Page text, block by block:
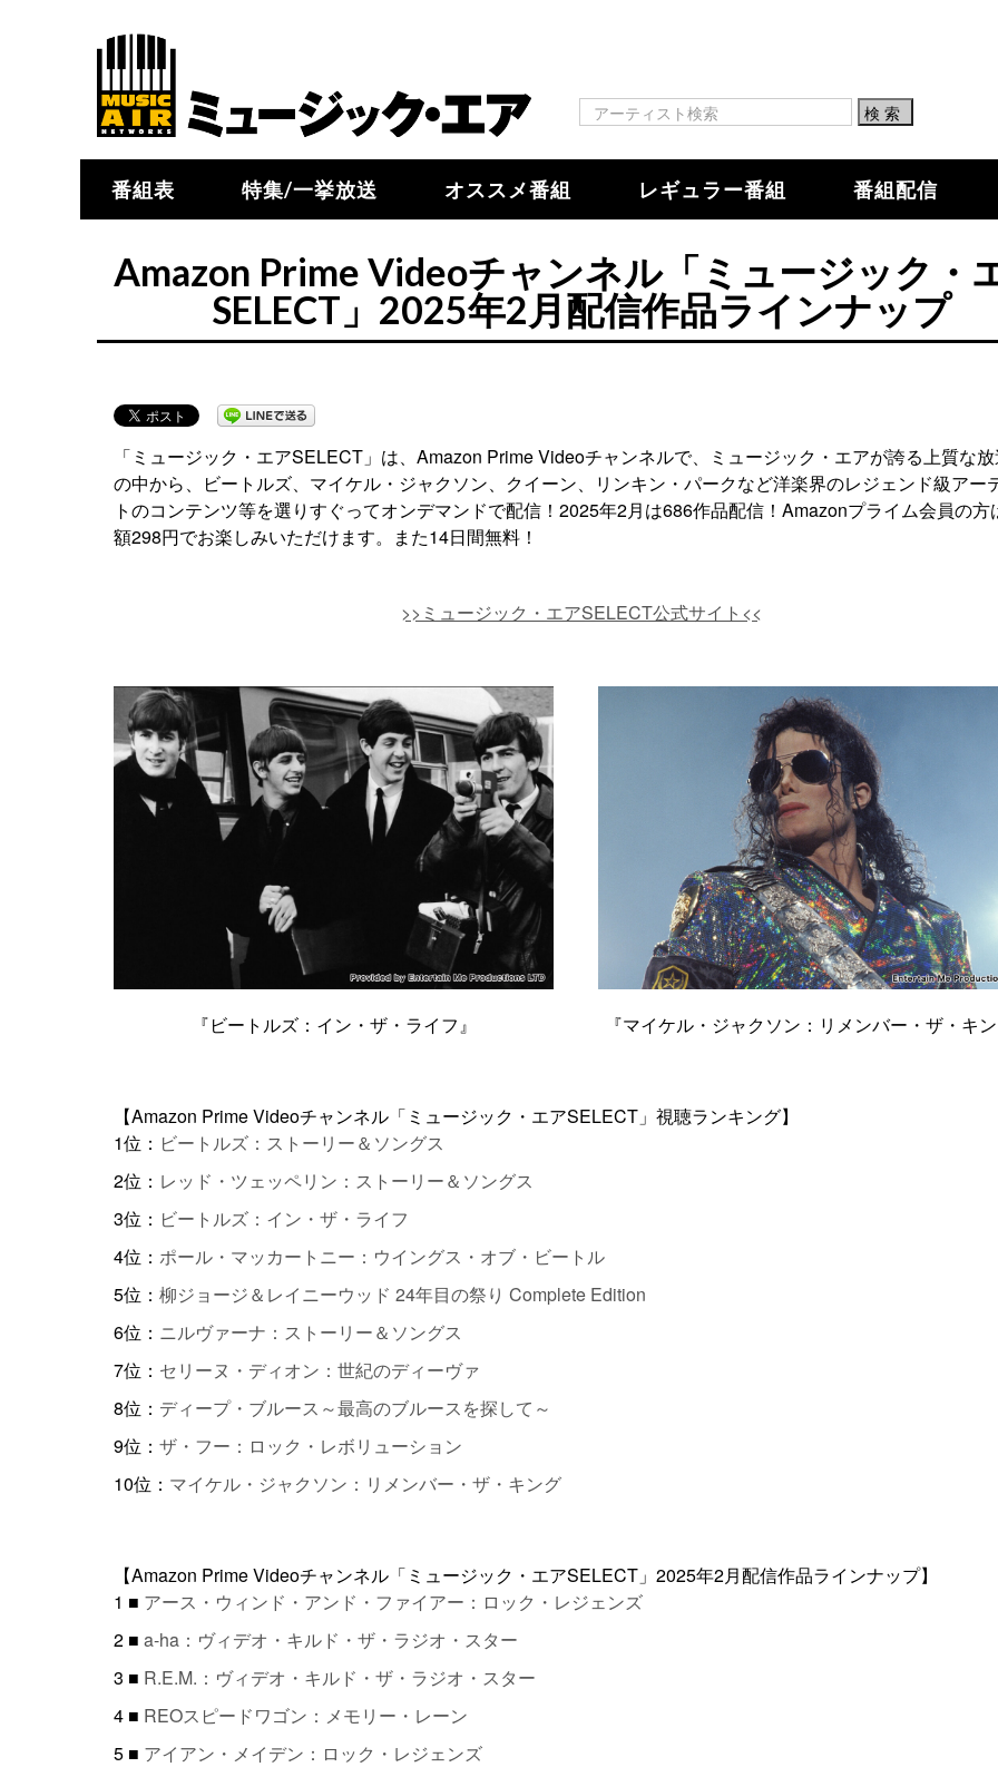
番組表 特集/一挙放送 オススメ番組 レギュラー番組 番組配信
Amazon Prime Videoチャンネル「ミュージック・
SELECT」2025年2月配信作品ラインナップ
「ミュージック・エアSELECT」は、Amazon Prime Videoチャンネルで、ミュージック・エアが誇る上質な
の中から、ビートルズ、マイケル・ジャクソン、クイーン、リンキン・パークなど洋楽界のレジェンド級アー
トのコンテンツ等を選りすぐってオンデマンドで配信！2025年2月は686作品配信！Amazonプライム会員の方
額298円でお楽しみいただけます。また14日間無料！
>>ミュージック・エアSELECT公式サイト<<
『ビートルズ：イン・ザ・ライフ』 『マイケル・ジャクソン：リメンバー・ザ・キ
【Amazon Prime Videoチャンネル「ミュージック・エアSELECT」視聴ランキング】
1位： ビートルズ：ストーリー＆ソングス
2位： レッド・ツェッペリン：ストーリー＆ソングス
3位： ビートルズ：イン・ザ・ライフ
4位： ポール・マッカートニー：ウイングス・オブ・ビートル
5位： 柳ジョージ＆レイニーウッド 24年目の祭り Complete Edition
6位： ニルヴァーナ：ストーリー＆ソングス
7位： セリーヌ・ディオン：世紀のディーヴァ
8位： ディープ・ブルース～最高のブルースを探して～
9位： ザ・フー：ロック・レボリューション
10位： マイケル・ジャクソン：リメンバー・ザ・キング
【Amazon Prime Videoチャンネル「ミュージック・エアSELECT」2025年2月配信作品ラインナップ】
1 ■ アース・ウィンド・アンド・ファイアー：ロック・レジェンズ
2 ■ a-ha：ヴィデオ・キルド・ザ・ラジオ・スター
3 ■ R.E.M.：ヴィデオ・キルド・ザ・ラジオ・スター
4 ■ REOスピードワゴン：メモリー・レーン
5 ■ アイアン・メイデン：ロック・レジェンズ